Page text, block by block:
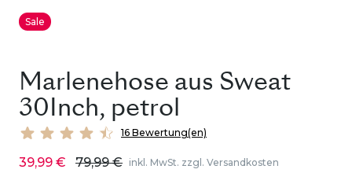
Sale
Marlenehose aus Sweat
30Inch, petrol
16 Bewertung(en)
39,99 € 79,99 € inkl. MwSt. zzgl. Versandkosten